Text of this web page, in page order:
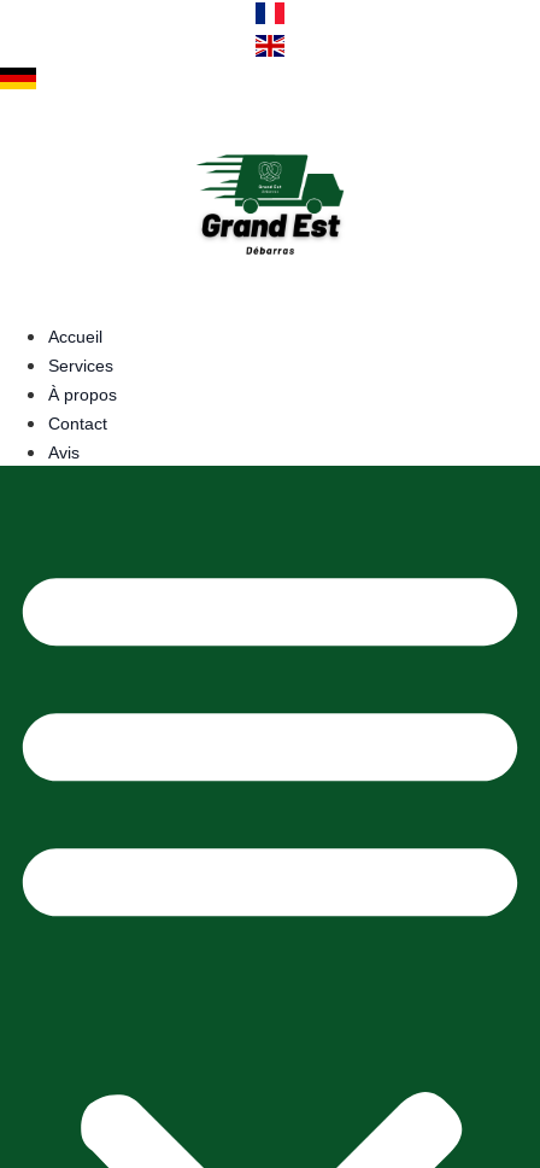
contenu
Accueil
Services
À propos
Contact
Avis